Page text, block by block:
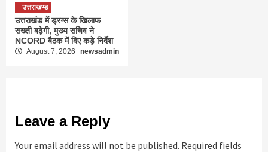
उत्तराखण्ड
उत्तराखंड में ड्रग्स के खिलाफ
सख्ती बढ़ेगी, मुख्य सचिव ने
NCORD बैठक में दिए कड़े निर्देश
August 7, 2026 newsadmin
Leave a Reply
Your email address will not be published. Required fields